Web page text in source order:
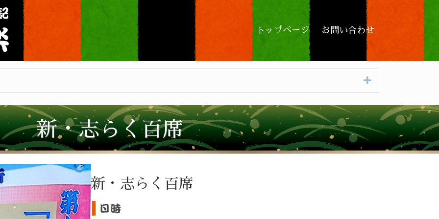
トップページ お問い合わせ
Expand
新・志らく百席
新・志らく百席